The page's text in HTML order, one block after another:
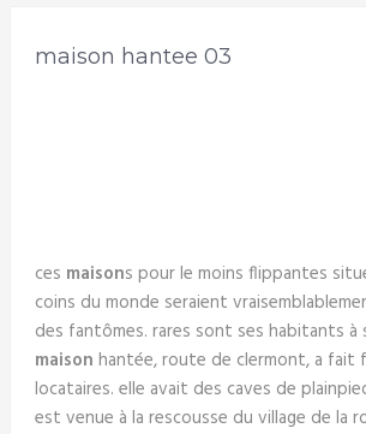
maison hantee 03
ces maisons pour le moins flippantes
coins du monde seraient
des fantômes. rares sont ses habitants à
maison hantée, route de clermont, a fait
locataires. elle avait des caves de
est venue à la rescousse du village de la